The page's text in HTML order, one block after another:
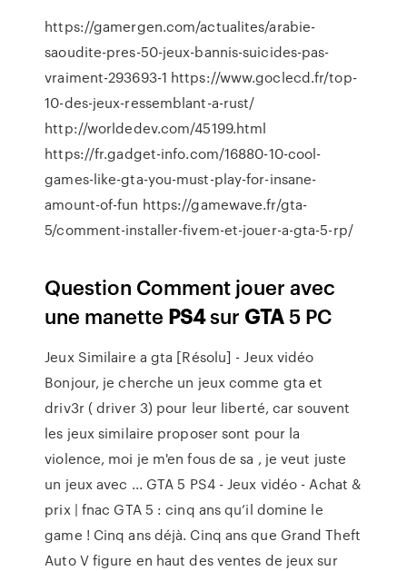
https://gamergen.com/actualites/arabie-
saoudite-pres-50-jeux-bannis-suicides-pas-
vraiment-293693-1 https://www.goclecd.fr/top-
10-des-jeux-ressemblant-a-rust/
http://worldedev.com/45199.html
https://fr.gadget-info.com/16880-10-cool-
games-like-gta-you-must-play-for-insane-
amount-of-fun https://gamewave.fr/gta-
5/comment-installer-fivem-et-jouer-a-gta-5-rp/
Question Comment jouer avec
une manette PS4sur GTA5 PC
Jeux Similaire a gta [Résolu] - Jeux vidéo
Bonjour, je cherche un jeux comme gta et
driv3r ( driver 3) pour leur liberté, car souvent
les jeux similaire proposer sont pour la
violence, moi je m'en fous de sa , je veut juste
un jeux avec ... GTA 5 PS4 - Jeux vidéo - Achat &
prix | fnac GTA 5 : cinq ans qu’il domine le
game ! Cinq ans déjà. Cinq ans que Grand Theft
Auto V figure en haut des ventes de jeux sur